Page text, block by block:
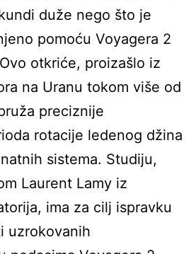
duže nego što je
pomoću Voyagera 2
otkriće, proizašlo iz
na Uranu tokom više od
preciznije
rotacije ledenog džina
sistema. Studiju,
Laurent Lamy iz
ima za cilj ispravku
uzrokovanih